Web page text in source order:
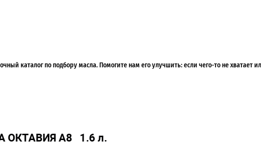
каталог по подбору масла. Помогите нам его улучшить: если чего-то не
ОКТАВИЯ А8 1.6 л.